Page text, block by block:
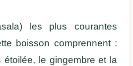
les plus courantes
boisson comprennent :
étoilée, le gingembre et la